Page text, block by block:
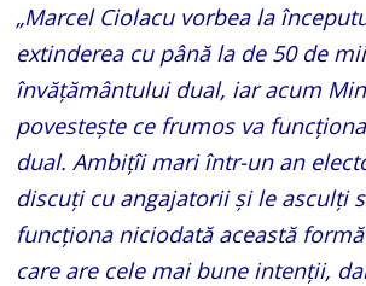
„Marcel Ciolacu vorbea la
extinderea cu până la de 50 de
învățământului dual, iar acum
povestește ce frumos va
dual. Ambițîi mari într-un an
discuți cu angajatorii și le asculți
funcționa niciodată această
care are cele mai bune intenții,